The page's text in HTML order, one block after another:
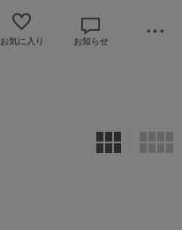
お気に入り お知らせ